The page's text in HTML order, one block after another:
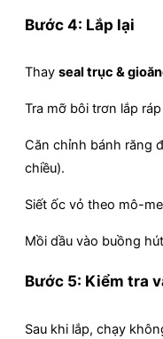
Bước 4: Lắp lại
Thay seal trục &
Tra mỡ bôi trơn lắp
Căn chỉnh bánh răng
chiều).
Siết ốc vỏ theo mô-
Mồi dầu vào buồng
Bước 5: Kiểm tra
Sau khi lắp, chạy